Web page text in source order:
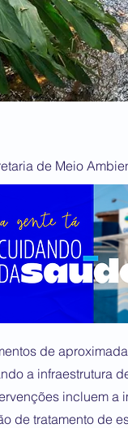
de Meio
de
a infraestrutura
incluem a
de tratamento de